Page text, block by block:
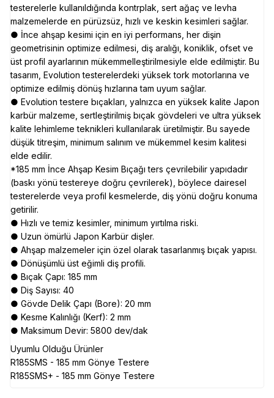
testerelerle kullanıldığında kontrplak, sert ağaç ve levha
malzemelerde en pürüzsüz, hızlı ve keskin kesimleri sağlar.
● İnce ahşap kesimi için en iyi performans, her dişin
geometrisinin optimize edilmesi, diş aralığı, koniklik, ofset ve
üst profil ayarlarının mükemmelleştirilmesiyle elde edilmiştir. Bu
tasarım, Evolution testerelerdeki yüksek tork motorlarına ve
optimize edilmiş dönüş hızlarına tam uyum sağlar.
● Evolution testere bıçakları, yalnızca en yüksek kalite Japon
karbür malzeme, sertleştirilmiş bıçak gövdeleri ve ultra yüksek
kalite lehimleme teknikleri kullanılarak üretilmiştir. Bu sayede
düşük titreşim, minimum salınım ve mükemmel kesim kalitesi
elde edilir.
*185 mm İnce Ahşap Kesim Bıçağı ters çevrilebilir yapıdadır
(baskı yönü testereye doğru çevrilerek), böylece dairesel
testerelerde veya profil kesmelerde, diş yönü doğru konuma
getirilir.
● Hızlı ve temiz kesimler, minimum yırtılma riski.
● Uzun ömürlü Japon Karbür dişler.
● Ahşap malzemeler için özel olarak tasarlanmış bıçak yapısı.
● Dönüşümlü üst eğimli diş profili.
● Bıçak Çapı: 185 mm
● Diş Sayısı: 40
● Gövde Delik Çapı (Bore): 20 mm
● Kesme Kalınlığı (Kerf): 2 mm
● Maksimum Devir: 5800 dev/dak
Uyumlu Olduğu Ürünler
R185SMS - 185 mm Gönye Testere
R185SMS+ - 185 mm Gönye Testere